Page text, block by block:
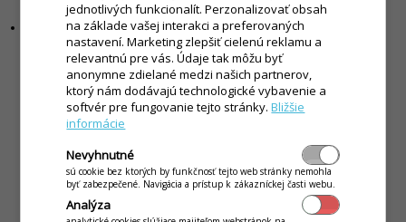
Nová EET 2.0:Nový návrh přináší konkrétní úlevy a možnosti, jak si
administrativu výrazně zjednodušit:
Režim EET OFF (paušální režim):
- určen pro podnikatele s příjmy do 1 milionu Kč ročně
- místo evidence tržeb se platí paušální daň ve výši 1 500 Kč měsíčně
(+ odvody)
- režim je závazný po celé zdaňovací období
Příležitostné tržby:
- podnikatelé s příležitostnými příjmy do 50 000 Kč ročně nebudou
muset tržby evidovat
jednotlivých funkcionalít. Perzonalizovať obsah
na základe vašej interakci a preferovaných
nastavení. Marketing zlepšiť cielenú reklamu a
relevantnú pre vás. Údaje tak môžu byť
anonymne zdielané medzi našich partnerov,
ktorý nám dodávajú technologické vybavenie a
softvér pre fungovanie tejto stránky.Bližšie
informácie
Nevyhnutné
sú cookie bez ktorých by funkčnosť tejto web stránky nemohla
byť zabezpečené. Navigácia a prístup k zákazníckej časti webu.
Analýza